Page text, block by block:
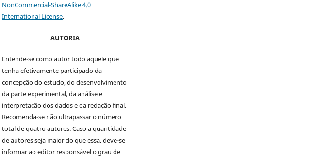
NonCommercial-ShareAlike 4.0
International License.
AUTORIA
Entende-se como autor todo aquele que
tenha efetivamente participado da
concepção do estudo, do desenvolvimento
da parte experimental, da análise e
interpretação dos dados e da redação final.
Recomenda-se não ultrapassar o número
total de quatro autores. Caso a quantidade
de autores seja maior do que essa, deve-se
informar ao editor responsável o grau de